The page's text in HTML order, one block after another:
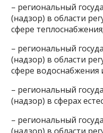
– региональный
(надзор) в области
сфере теплоснабжения;
– региональный
(надзор) в области
сфере водоснабжения
– региональный
(надзор) в сферах
– региональный